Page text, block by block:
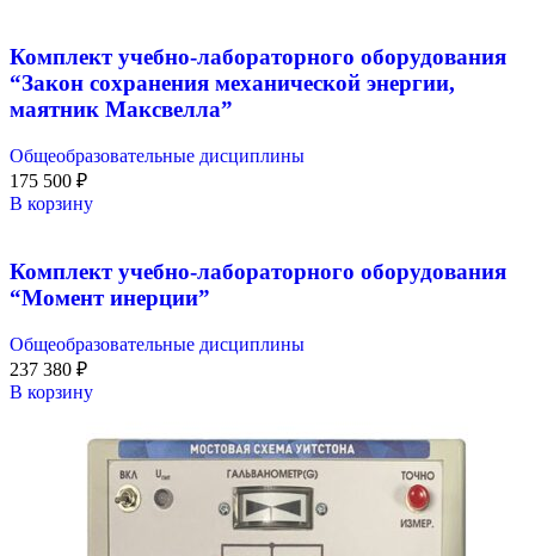
Комплект учебно-лабораторного оборудования
“Закон сохранения механической энергии,
маятник Максвелла”
Общеобразовательные дисциплины
175 500 ₽
В корзину
Комплект учебно-лабораторного оборудования
“Момент инерции”
Общеобразовательные дисциплины
237 380 ₽
В корзину